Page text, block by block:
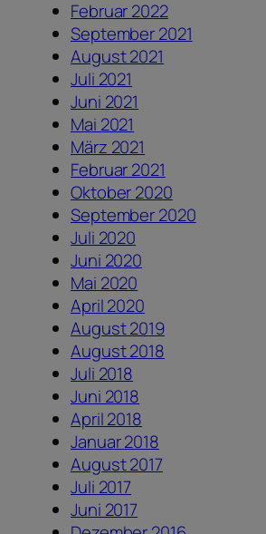
Februar 2022
September 2021
August 2021
Juli 2021
Juni 2021
Mai 2021
März 2021
Februar 2021
Oktober 2020
September 2020
Juli 2020
Juni 2020
Mai 2020
April 2020
August 2019
August 2018
Juli 2018
Juni 2018
April 2018
Januar 2018
August 2017
Juli 2017
Juni 2017